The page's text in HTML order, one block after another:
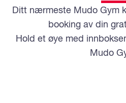
Ditt nærmeste Mudo Gym
booking av din
Hold et øye med
Mudo